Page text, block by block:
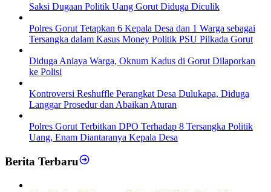
Saksi Dugaan Politik Uang Gorut Diduga Diculik
Polres Gorut Tetapkan 6 Kepala Desa dan 1 Warga sebagai
Tersangka dalam Kasus Money Politik PSU Pilkada Gorut
Diduga Aniaya Warga, Oknum Kadus di Gorut Dilaporkan
ke Polisi
Kontroversi Reshuffle Perangkat Desa Dulukapa, Diduga
Langgar Prosedur dan Abaikan Aturan
Polres Gorut Terbitkan DPO Terhadap 8 Tersangka Politik
Uang, Enam Diantaranya Kepala Desa
Berita Terbaru